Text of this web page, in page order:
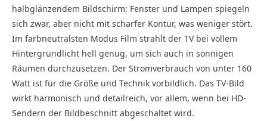
halbglänzendem Bildschirm: Fenster und Lampen spiegeln
sich zwar, aber nicht mit scharfer Kontur, was weniger stört.
Im farbneutralsten Modus Film strahlt der TV bei vollem
Hintergrundlicht hell genug, um sich auch in sonnigen
Räumen durchzusetzen. Der Stromverbrauch von unter 160
Watt ist für die Größe und Technik vorbildlich. Das TV-Bild
wirkt harmonisch und detailreich, vor allem, wenn bei HD-
Sendern der Bildbeschnitt abgeschaltet wird.